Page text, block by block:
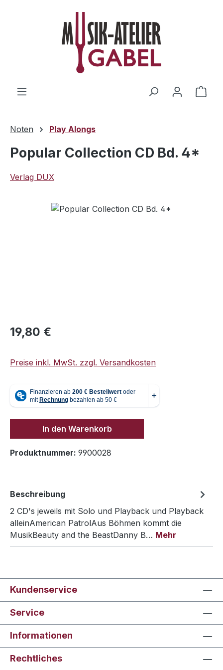
Zum Hauptinhalt springen
Noten Play Alongs
Popular Collection CD Bd. 4*
Verlag DUX
Bildergalerie überspringen
Regulärer Preis:
19,80 €
Preise inkl. MwSt. zzgl. Versandkosten
In den Warenkorb
Produktnummer: 9900028
Beschreibung
2 CD's jeweils mit Solo und Playback und Playback
alleinAmerican PatrolAus Böhmen kommt die
MusikBeauty and the BeastDanny B… Mehr
Kundenservice
Service
Informationen
Rechtliches